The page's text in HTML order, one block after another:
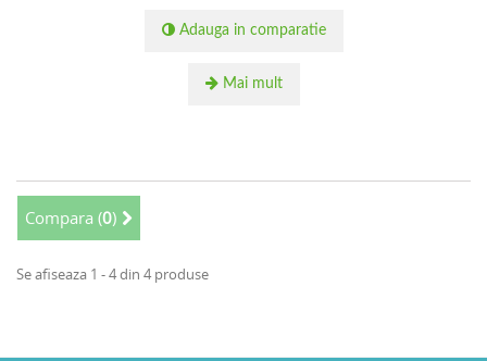
Adauga in comparatie
Mai mult
Compara (0)
Se afiseaza 1 - 4 din 4 produse